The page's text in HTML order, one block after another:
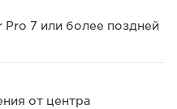
7 или более поздней
от центра